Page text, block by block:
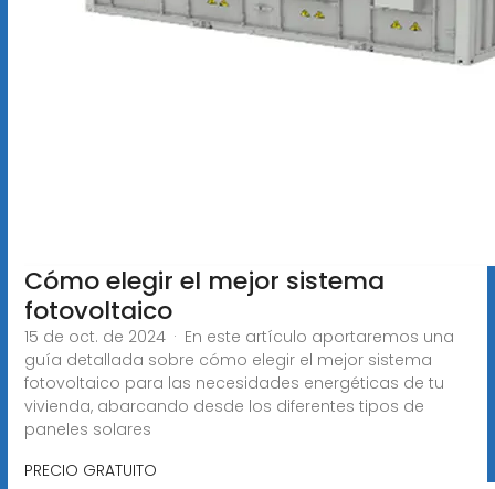
Cómo elegir el mejor sistema
fotovoltaico
15 de oct. de 2024 · En este artículo aportaremos una
guía detallada sobre cómo elegir el mejor sistema
fotovoltaico para las necesidades energéticas de tu
vivienda, abarcando desde los diferentes tipos de
paneles solares
PRECIO GRATUITO